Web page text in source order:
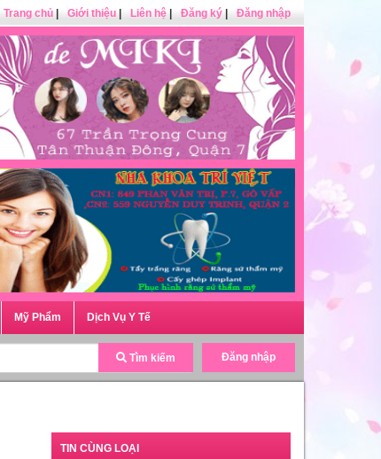
Trang chủ Giới thiệu Liên hệ Đăng ký Đăng nhập
Mỹ Phẩm Dịch Vụ Y Tế
Tìm kiếm Đăng nhập
TIN CÙNG LOẠI